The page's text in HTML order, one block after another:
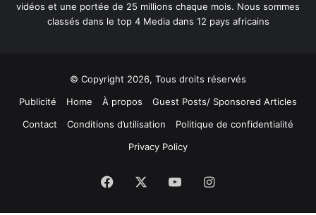
vidéos et une portée de 25 millions chaque mois. Nous sommes
classés dans le top 4 Media dans 12 pays africains
© Copyright 2026, Tous droits réservés
Publicité
Home À propos
Guest Posts/ Sponsored Articles
Contact
Conditions d’utilisation
Politique de confidentialité
Privacy Policy
Facebook YouTubeInstagram